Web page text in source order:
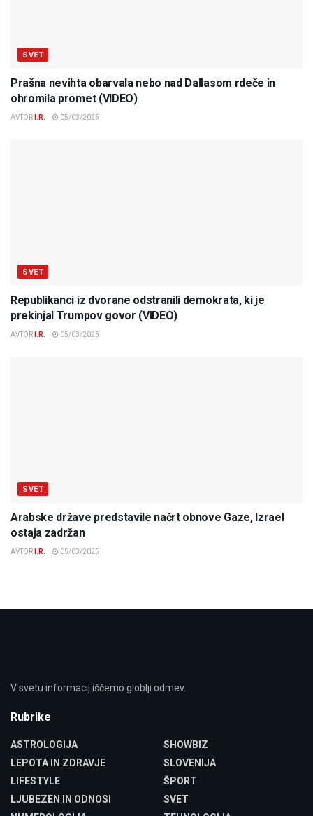
SVET
Prašna nevihta obarvala nebo nad Dallasom rdeče in
ohromila promet (VIDEO)
AVTOR I.R. 05/03/2025
SVET
Republikanci iz dvorane odstranili demokrata, ki je
prekinjal Trumpov govor (VIDEO)
AVTOR I.R. 05/03/2025
SVET
Arabske države predstavile načrt obnove Gaze, Izrael
ostaja zadržan
AVTOR I.R. 05/03/2025
V svetu informacij iščemo globlji odmev.
Rubrike
ASTROLOGIJA
LEPOTA IN ZDRAVJE
LIFESTYLE
LJUBEZEN IN ODNOSI
SHOWBIZ
SLOVENIJA
ŠPORT
SVET